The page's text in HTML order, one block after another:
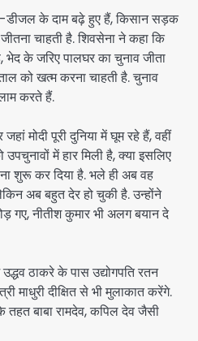
डीजल के दाम बढ़े हुए हैं, किसान सड़क
चाहती है. शिवसेना ने कहा कि
भेद के जरिए पालघर का चुनाव जीता
को खत्म करना चाहती है. चुनाव
करते हैं.
मोदी पूरी दुनिया में घूम रहे हैं, वहीं
में हार मिली है, क्या इसलिए
शुरू कर दिया है. भले ही अब वह
अब बहुत देर हो चुकी है. उन्होंने
गए, नीतीश कुमार भी अलग बयान दे
ठाकरे के पास उद्योगपति रतन
माधुरी दीक्षित से भी मुलाकात करेंगे.
बाबा रामदेव, कपिल देव जैसी